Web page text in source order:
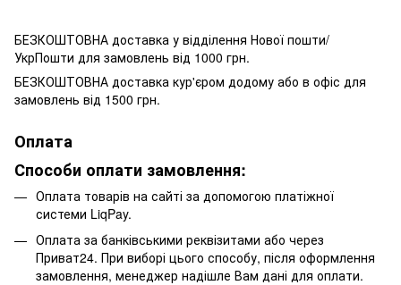
БЕЗКОШТОВНА доставка у відділення Нової пошти/
УкрПошти для замовлень від 1000 грн.
БЕЗКОШТОВНА доставка кур'єром додому або в офіс для
замовлень від 1500 грн.
Оплата
Способи оплати замовлення:
Оплата товарів на сайті за допомогою платіжної
системи LiqPay.
Оплата за банківськими реквізитами або через
Приват24. При виборі цього способу, після оформлення
замовлення, менеджер надішле Вам дані для оплати.